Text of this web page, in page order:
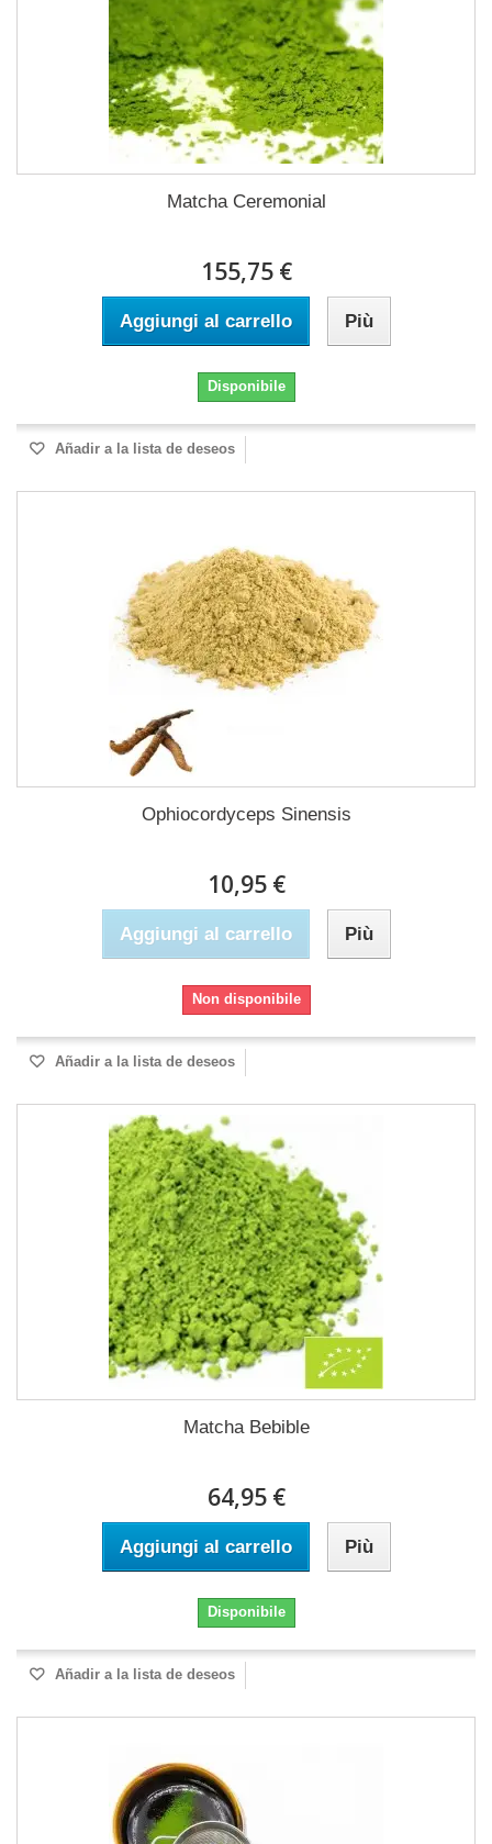
Matcha Ceremonial
155,75 €
Aggiungi al carrello Più
Disponibile
Añadir a la lista de deseos
Ophiocordyceps Sinensis
10,95 €
Aggiungi al carrello Più
Non disponibile
Añadir a la lista de deseos
Matcha Bebible
64,95 €
Aggiungi al carrello Più
Disponibile
Añadir a la lista de deseos